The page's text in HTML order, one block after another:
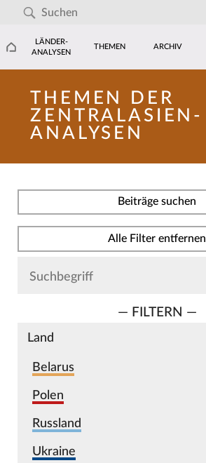
LÄNDER-
ANALYSEN
THEMEN ARCHIV
THEMEN DER
ZENTRALASIEN-
ANALYSEN
Beiträge suchen
Alle Filter entfernen
— FILTERN —
Land
Belarus
Polen
Russland
Ukraine